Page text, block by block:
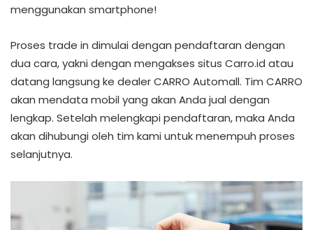
menggunakan smartphone!
Proses trade in dimulai dengan pendaftaran dengan
dua cara, yakni dengan mengakses situs Carro.id atau
datang langsung ke dealer CARRO Automall. Tim CARRO
akan mendata mobil yang akan Anda jual dengan
lengkap. Setelah melengkapi pendaftaran, maka Anda
akan dihubungi oleh tim kami untuk menempuh proses
selanjutnya.